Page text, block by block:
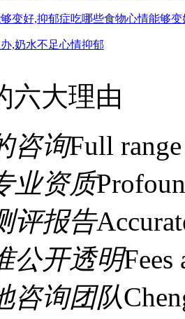
变好,抑郁症吃哪些食物心情能够变
,奶水不足心情抑郁
六大理由
咨询Full
业资质
评报告
公开透明Fees
咨询团队